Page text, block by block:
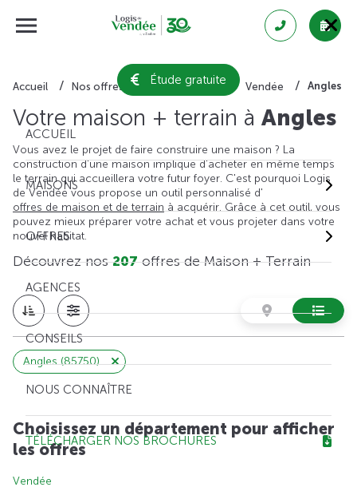
Étude gratuite
ACCUEIL
MAISONS
OFFRES
AGENCES
CONSEILS
NOUS CONNAÎTRE
TÉLÉCHARGER NOS BROCHURES
Accueil Nos offres de maison + terrain Vendée Angles
Votre maison + terrain à Angles
Vous avez le projet de faire construire une maison ? La
construction d'une maison implique d'acheter en même temps
le terrain qui accueillera votre futur foyer. C'est pourquoi Logis
de Vendée vous propose un outil personnalisé d'
offres de maison et de terrain à acquérir. Grâce à cet outil, vous
pouvez mieux préparer votre achat et vous projeter dans votre
nouvel habitat.
Découvrez nos207offres de Maison + Terrain
Angles (85750)
Choisissez un département pour afficher
les offres
Vendée